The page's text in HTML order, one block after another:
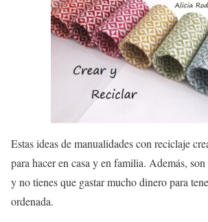
Estas ideas de manualidades con reciclaje
para hacer en casa y en familia. Además,
y no tienes que gastar mucho dinero para
ordenada.